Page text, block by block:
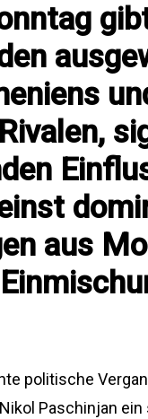
aus
politische
Paschinjan